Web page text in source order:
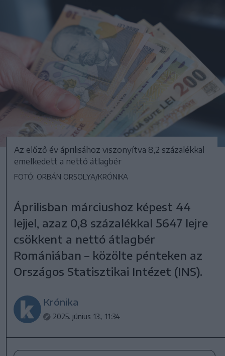
Az előző év áprilisához viszonyítva 8,2 százalékkal
emelkedett a nettó átlagbér
FOTÓ: ORBÁN ORSOLYA/KRÓNIKA
Áprilisban márciushoz képest 44
lejjel, azaz 0,8 százalékkal 5647 lejre
csökkent a nettó átlagbér
Romániában – közölte pénteken az
Országos Statisztikai Intézet (INS).
Krónika
2025. június 13., 11:34